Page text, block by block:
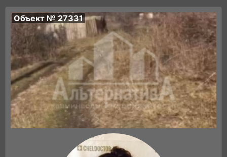
Объект № 27331